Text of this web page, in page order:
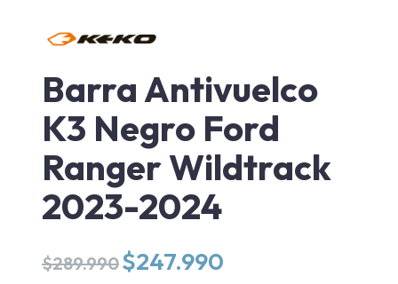
Barra Antivuelco
K3 Negro Ford
Ranger Wildtrack
2023-2024
$289.990 El
precio
$247.990